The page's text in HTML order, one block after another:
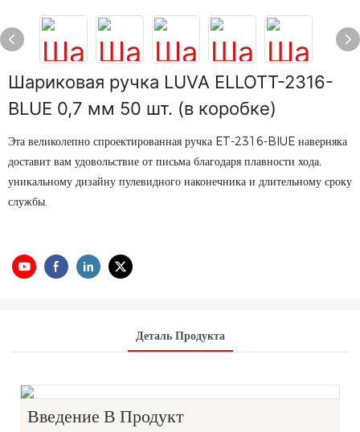
Шариковая ручка LUVA ELLOTT-2316-
BLUE 0,7 мм 50 шт. (в коробке)
Эта великолепно спроектированная ручка ET-2316-BIUE наверняка
доставит вам удовольствие от письма благодаря плавности хода,
уникальному дизайну пулевидного наконечника и длительному сроку
службы.
Деталь Продукта
Введение В Продукт